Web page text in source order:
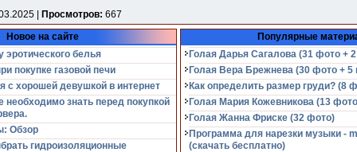
| Просмотров: 667
Новое на сайте
белья
покупке газовой печи
с хорошей девушкой в интернет
необходимо знать перед покупкой
Обзор
гидроизоляционные
Популярные
Голая Дарья Сагалова (31 фото +
Голая Вера Брежнева (30 фото + 5
Как определить размер груди? (8
Голая Мария Кожевникова (13
Голая Жанна Фриске (32 фото)
Программа для нарезки музыки -
(cкачать бесплатно)